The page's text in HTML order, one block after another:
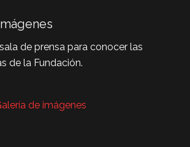
de prensa para conocer las
de la Fundación.
de imágenes